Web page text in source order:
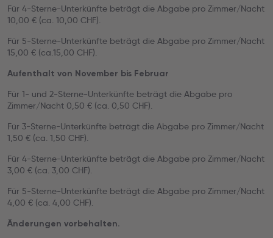
Für 4-Sterne-Unterkünfte beträgt die Abgabe pro Zimmer/Nacht
10,00 € (ca. 10,00 CHF).
Für 5-Sterne-Unterkünfte beträgt die Abgabe pro Zimmer/Nacht
15,00 € (ca.15,00 CHF).
Aufenthalt von November bis Februar
Für 1- und 2-Sterne-Unterkünfte beträgt die Abgabe pro
Zimmer/Nacht 0,50 € (ca. 0,50 CHF).
Für 3-Sterne-Unterkünfte beträgt die Abgabe pro Zimmer/Nacht
1,50 € (ca. 1,50 CHF).
Für 4-Sterne-Unterkünfte beträgt die Abgabe pro Zimmer/Nacht
3,00 € (ca. 3,00 CHF).
Für 5-Sterne-Unterkünfte beträgt die Abgabe pro Zimmer/Nacht
4,00 € (ca. 4,00 CHF).
Änderungen vorbehalten.